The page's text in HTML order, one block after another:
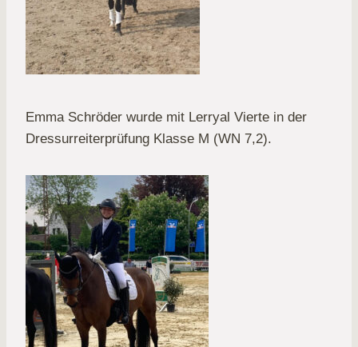
Emma Schröder wurde mit Lerryal Vierte in der
Dressurreiterprüfung Klasse M (WN 7,2).